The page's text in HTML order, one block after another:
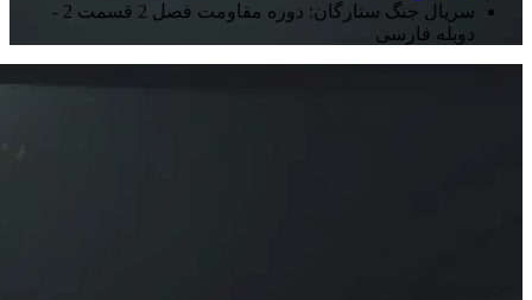
سریال جنگ ستارگان: دوره مقاومت فصل 2 قسمت 2 -
دوبله فارسی